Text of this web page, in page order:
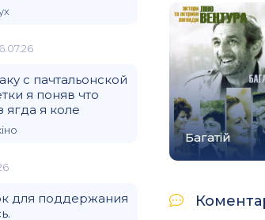
с пачтальонской
я поняв что
ягда я коле
для поддержания
Багатій